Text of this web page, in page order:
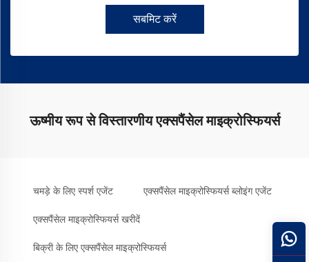
सबमिट करें
ऊष्मीय रूप से विस्तारणीय एक्सपैंसेल माइक्रोस्फियर्स
चमड़े के लिए स्पर्श एजेंट एक्सपैंसेल माइक्रोस्फियर्स ब्लोइंग एजेंट
एक्सपैंसेल माइक्रोस्फियर्स खरीदें
बिक्री के लिए एक्सपैंसेल माइक्रोस्फियर्स